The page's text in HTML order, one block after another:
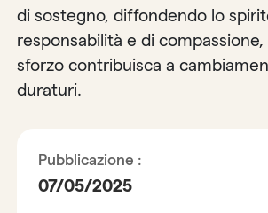
di sostegno, diffondendo lo
responsabilità e di
sforzo contribuisca a
duraturi.
Pubblicazione :
07/05/2025